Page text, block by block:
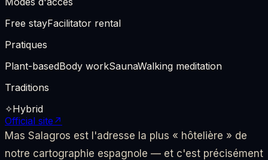
Free stayFacilitator rental
Pratiques
Plant-basedBody workSaunaWalking meditation
Traditions
✧Hybrid
Official site ↗
Mas Salagros est l'adresse la plus « hôtelière » de
notre cartographie espagnole — et c'est précisément